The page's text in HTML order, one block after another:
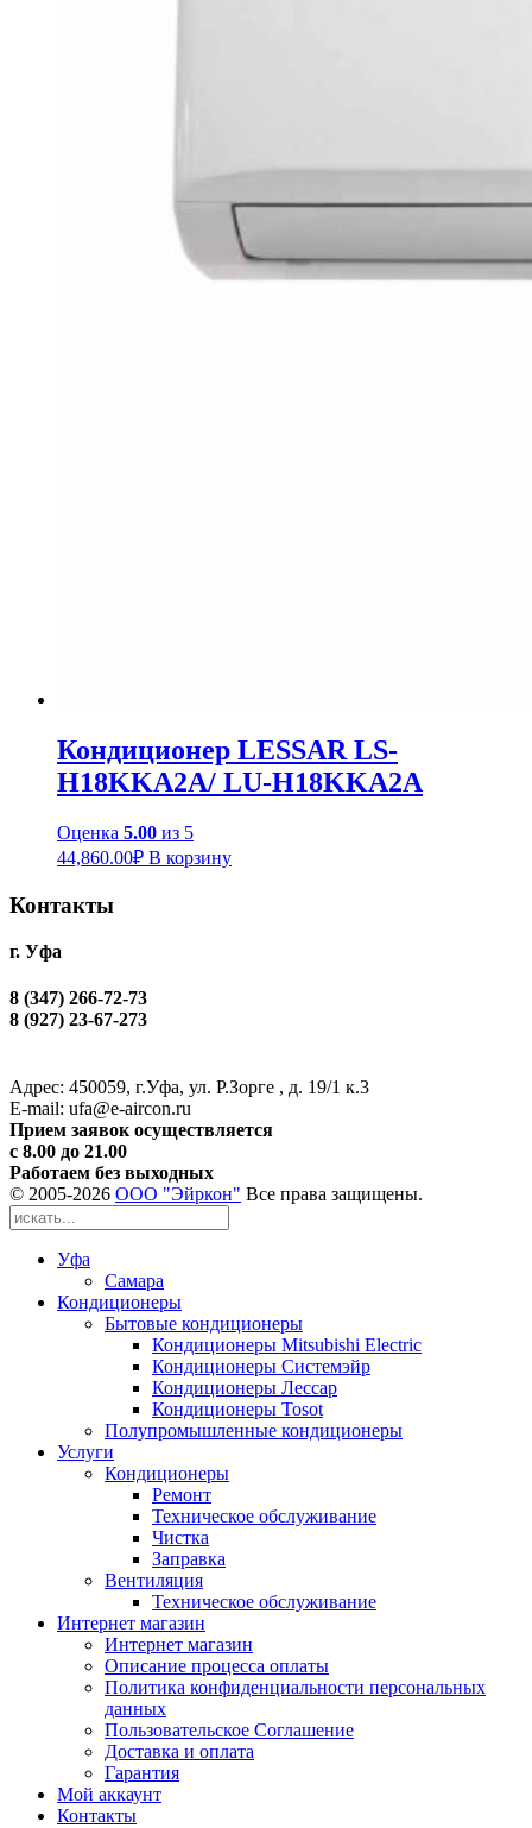
Кондиционер LESSAR LS-
H18KKA2A/ LU-H18KKA2A
Оценка 5.00 из 5
44,860.00₽ В корзину
Контакты
г. Уфа
8 (347) 266-72-73
8 (927) 23-67-273
Адрес: 450059, г.Уфа, ул. Р.Зорге , д. 19/1 к.3
Е-mail: ufa@e-aircon.ru
Прием заявок осуществляется
с 8.00 до 21.00
Работаем без выходных
© 2005-2026 ООО "Эйркон" Все права защищены.
Уфа
Самара
Кондиционеры
Бытовые кондиционеры
Кондиционеры Mitsubishi Electric
Кондиционеры Системэйр
Кондиционеры Лессар
Кондиционеры Tosot
Полупромышленные кондиционеры
Услуги
Кондиционеры
Ремонт
Техническое обслуживание
Чистка
Заправка
Вентиляция
Техническое обслуживание
Интернет магазин
Интернет магазин
Описание процесса оплаты
Политика конфиденциальности персональных
данных
Пользовательское Соглашение
Доставка и оплата
Гарантия
Мой аккаунт
Контакты